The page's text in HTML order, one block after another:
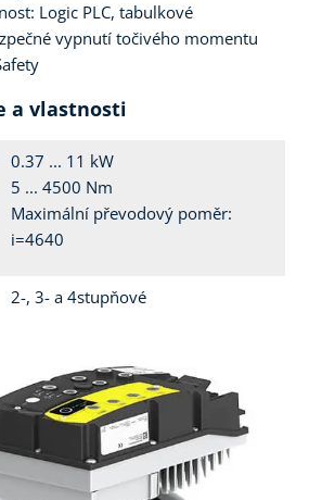
Logic PLC, tabulkové
vypnutí točivého momentu
a vlastnosti
0.37 ... 11 kW
5 ... 4500 Nm
Maximální převodový poměr:
i=4640
2-, 3- a 4stupňové